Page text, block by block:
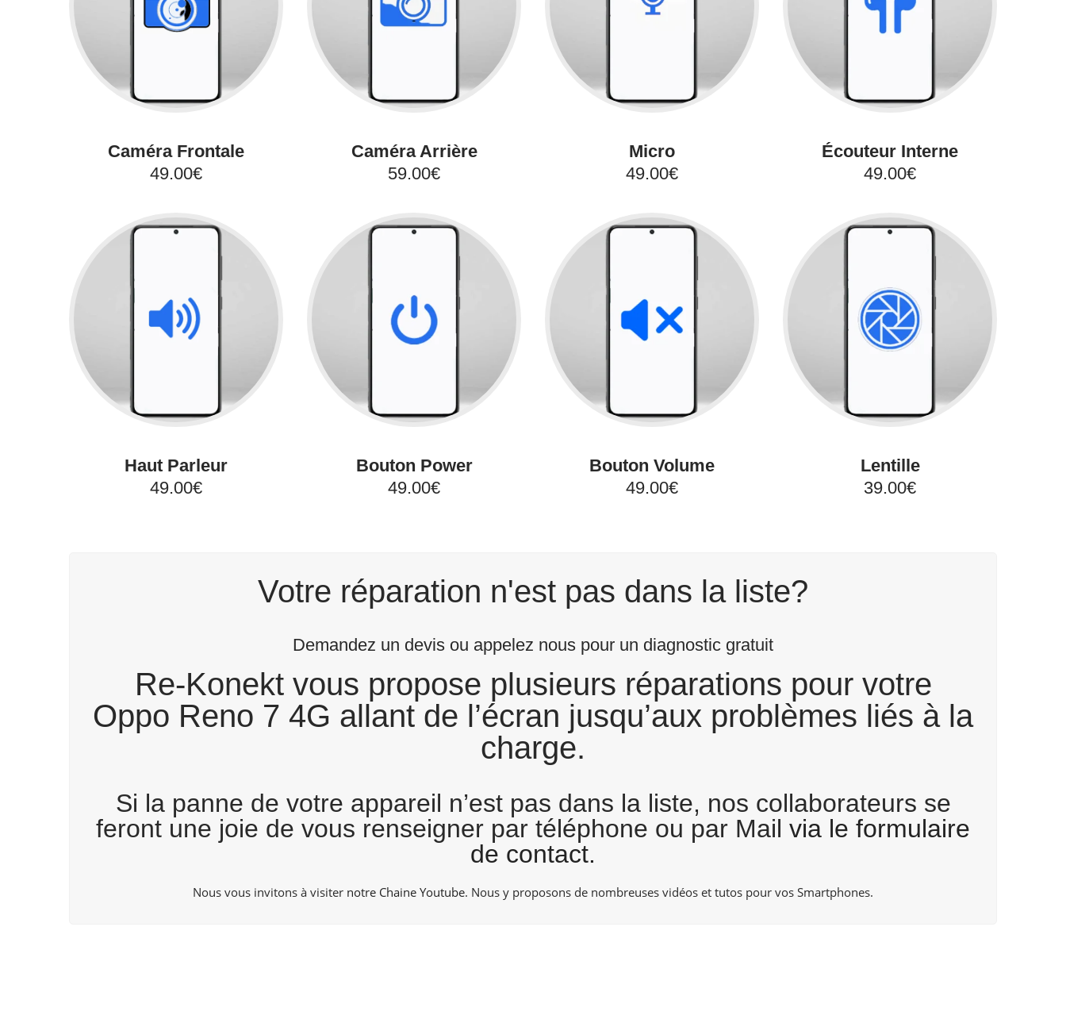
Caméra Frontale
49.00€
Caméra Arrière
59.00€
Micro
49.00€
Écouteur Interne
49.00€
Haut Parleur
49.00€
Bouton Power
49.00€
Bouton Volume
49.00€
Lentille
39.00€
Votre réparation n'est pas dans la liste?
Demandez un devis ou appelez nous pour un diagnostic gratuit
Re-Konekt vous propose plusieurs réparations pour votre
Oppo Reno 7 4G allant de l’écran jusqu’aux problèmes liés à la
charge.
Si la panne de votre appareil n’est pas dans la liste, nos collaborateurs se
feront une joie de vous renseigner par téléphone ou par Mail via le formulaire
de contact.
Nous vous invitons à visiter notre Chaine Youtube. Nous y proposons de nombreuses vidéos et tutos pour vos Smartphones.